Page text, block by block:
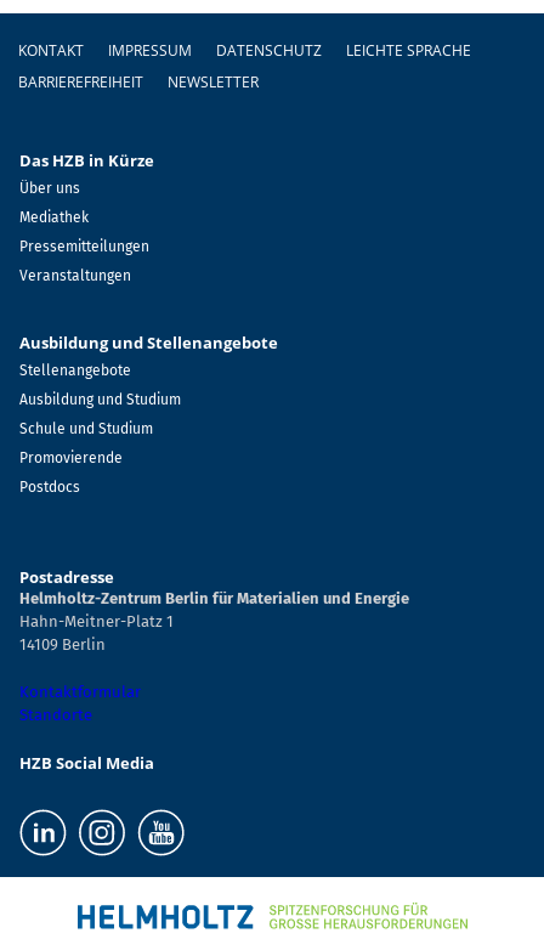
Fußzeile
KONTAKT IMPRESSUM DATENSCHUTZ
LEICHTE SPRACHE
BARRIEREFREIHEIT
NEWSLETTER
Das HZB in Kürze
Über uns
Mediathek
Pressemitteilungen
Veranstaltungen
Ausbildung und Stellenangebote
Stellenangebote
Ausbildung und Studium
Schule und Studium
Promovierende
Postdocs
Postadresse
Helmholtz-Zentrum Berlin für Materialien und Energie
Hahn-Meitner-Platz 1
14109 Berlin
Kontaktformular
Standorte
HZB Social Media